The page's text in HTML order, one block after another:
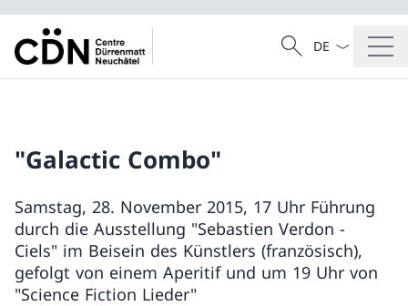
Suche
Suche
Sprach
"Galactic Combo"
Samstag, 28. November 2015, 17 Uhr Führung
durch die Ausstellung "Sebastien Verdon -
Ciels" im Beisein des Künstlers (französisch),
gefolgt von einem Aperitif und um 19 Uhr von
"Science Fiction Lieder"